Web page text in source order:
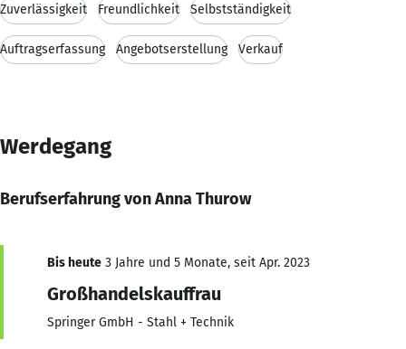
Zuverlässigkeit Freundlichkeit Selbstständigkeit
Auftragserfassung Angebotserstellung Verkauf
Werdegang
Berufserfahrung von Anna Thurow
Bis heute 3 Jahre und 5 Monate, seit Apr. 2023
Großhandelskauffrau
Springer GmbH - Stahl + Technik